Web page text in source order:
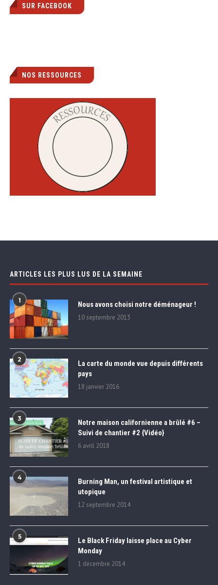
SUR FACEBOOK
NOS RESSOURCES
ARTICLES LES PLUS LUS DE LA SEMAINE
1 Nous avons choisi notre déménageur !
10 septembre 2013
2
La carte du monde vue depuis différents
pays
18 janvier 2016
3
Notre maison californienne a brûlé #6 –
Suivi de chantier #2 {Vidéo}
6 avril 2018
4
Burning Man, un festival artistique et
utopique
12 septembre 2014
5
Le Black Friday laisse place au Cyber
Monday
1 décembre 2014